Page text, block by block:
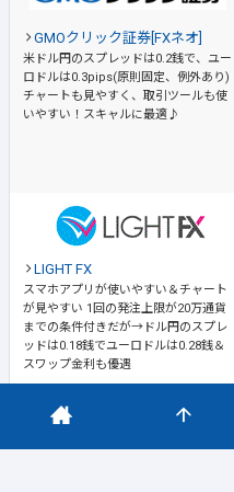
GMOクリック証券[FXネオ]
米ドル円のスプレッドは0.2銭で、ユー
ロドルは0.3pips(原則固定、例外あり)
チャートも見やすく、取引ツールも使
いやすい！スキャルに最適♪
LIGHT FX
スマホアプリが使いやすい＆チャート
が見やすい 1回の発注上限が20万通貨
までの条件付きだが→ドル円のスプレ
ッドは0.18銭でユーロドルは0.28銭＆
スワップ金利も優遇